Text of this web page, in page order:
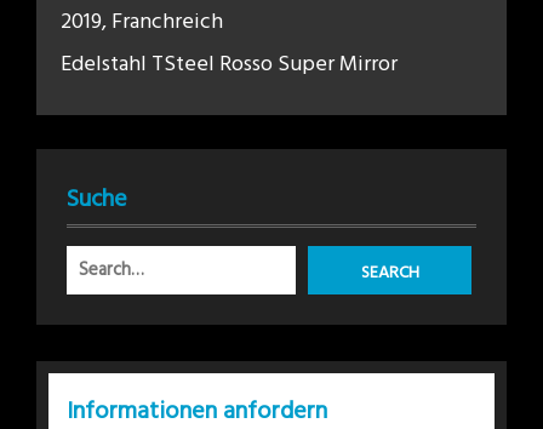
2019, Franchreich
Edelstahl TSteel Rosso Super Mirror
Suche
Informationen anfordern